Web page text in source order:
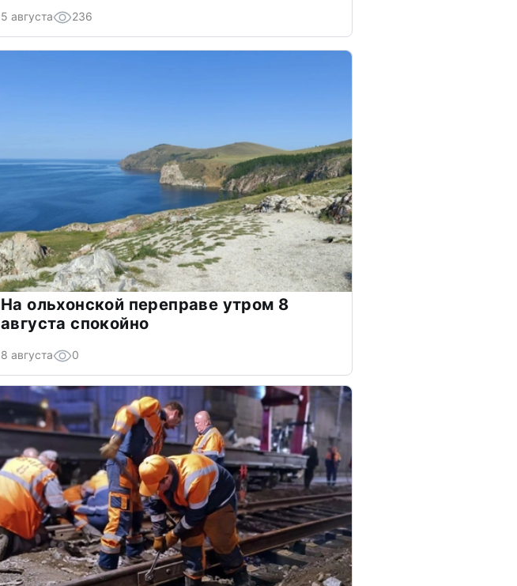
5 августа 236
На ольхонской переправе утром 8
августа спокойно
8 августа 0